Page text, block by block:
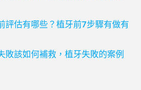
評估有哪些？植牙前7步驟有做有
敗該如何補救，植牙失敗的案例